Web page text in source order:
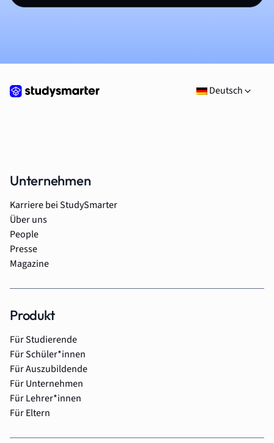
Deutsch
Unternehmen
Karriere bei StudySmarter
Über uns
People
Presse
Magazine
Produkt
Für Studierende
Für Schüler*innen
Für Auszubildende
Für Unternehmen
Für Lehrer*innen
Für Eltern